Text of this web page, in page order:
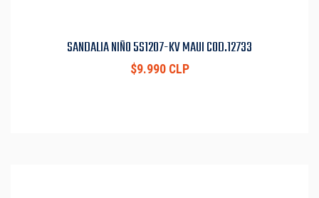
SANDALIA NIÑO 5S1207-KV MAUI COD.12733
$9.990 CLP